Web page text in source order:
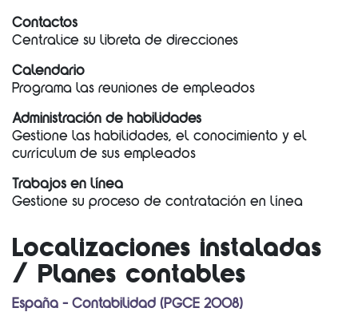
Contactos
Centralice su libreta de direcciones
Calendario
Programa las reuniones de empleados
Administración de habilidades
Gestione las habilidades, el conocimiento y el
currículum de sus empleados
Trabajos en línea
Gestione su proceso de contratación en línea
Localizaciones instaladas
/ Planes contables
España - Contabilidad (PGCE 2008)